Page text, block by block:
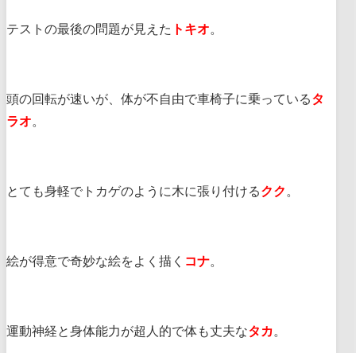
テストの最後の問題が見えた トキオ。
頭の回転が速いが、体が不自由で車椅子に乗っているタ
ラオ。
とても身軽でトカゲのように木に張り付けるクク 。
絵が得意で奇妙な絵をよく描く コナ。
運動神経と身体能力が超人的で体も丈夫なタカ。